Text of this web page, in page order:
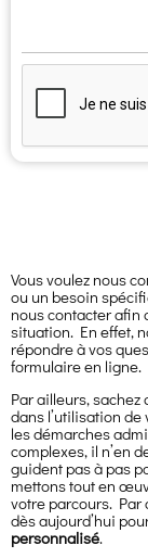
Vous voulez nous
ou un besoin
nous contacter afin
situation. En effet,
répondre à vos
formulaire en ligne.
Par ailleurs,
dans l’utilisation de
les démarches
complexes, il n’en
guident pas à pas
mettons tout en
votre parcours. Par
dès aujourd’hui
personnalisé.